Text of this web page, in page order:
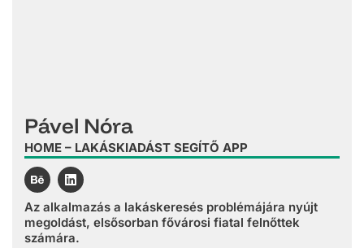
Pável Nóra
HOME – LAKÁSKIADÁST SEGÍTŐ APP
Az alkalmazás a lakáskeresés problémájára nyújt
megoldást, elsősorban fővárosi fiatal felnőttek
számára.